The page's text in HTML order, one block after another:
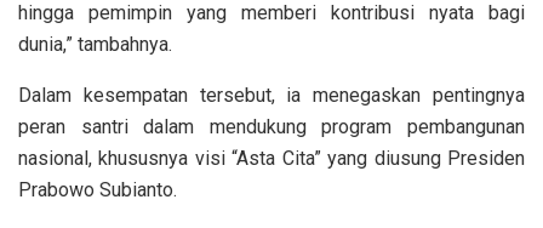
hingga pemimpin yang memberi kontribusi nyata bagi
dunia,” tambahnya.
Dalam kesempatan tersebut, ia menegaskan pentingnya
peran santri dalam mendukung program pembangunan
nasional, khususnya visi “Asta Cita” yang diusung Presiden
Prabowo Subianto.